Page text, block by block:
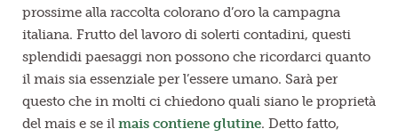
prossime alla raccolta colorano d’oro la campagna
italiana. Frutto del lavoro di solerti contadini, questi
splendidi paesaggi non possono che ricordarci quanto
il mais sia essenziale per l’essere umano. Sarà per
questo che in molti ci chiedono quali siano le proprietà
del mais e se il mais contiene glutine. Detto fatto,